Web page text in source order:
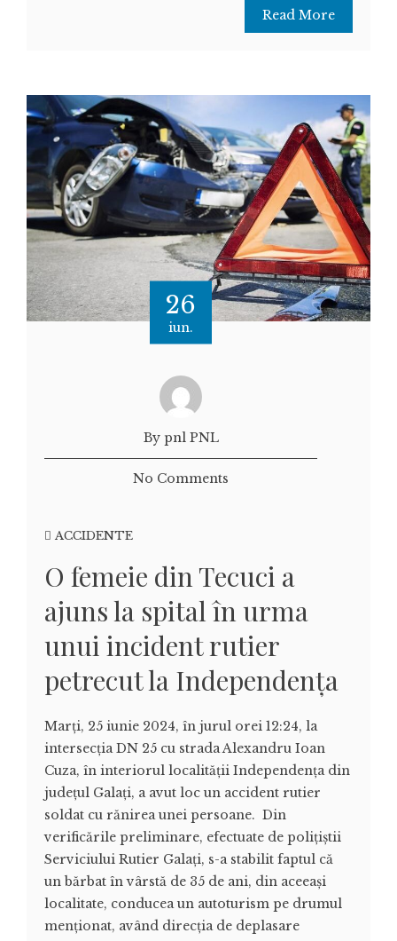
Read More
26
iun.
By pnl PNL
No Comments
ACCIDENTE
O femeie din Tecuci a
ajuns la spital în urma
unui incident rutier
petrecut la Independența
Marți, 25 iunie 2024, în jurul orei 12:24, la
intersecția DN 25 cu strada Alexandru Ioan
Cuza, în interiorul localității Independența din
județul Galați, a avut loc un accident rutier
soldat cu rănirea unei persoane. Din
verificările preliminare, efectuate de polițiștii
Serviciului Rutier Galați, s-a stabilit faptul că
un bărbat în vârstă de 35 de ani, din aceeași
localitate, conducea un autoturism pe drumul
menționat, având direcția de deplasare